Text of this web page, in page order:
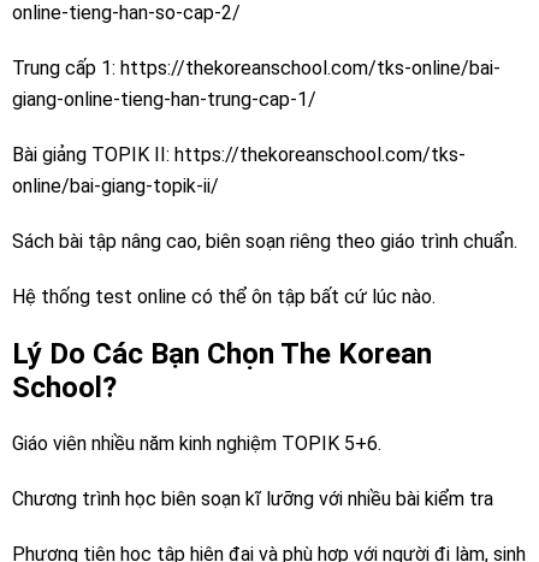
online-tieng-han-so-cap-2/
Trung cấp 1: https://thekoreanschool.com/tks-online/bai-
giang-online-tieng-han-trung-cap-1/
Bài giảng TOPIK II: https://thekoreanschool.com/tks-
online/bai-giang-topik-ii/
Sách bài tập nâng cao, biên soạn riêng theo giáo trình chuẩn.
Hệ thống test online có thể ôn tập bất cứ lúc nào.
Lý Do Các Bạn Chọn The Korean
School?
Giáo viên nhiều năm kinh nghiệm TOPIK 5+6.
Chương trình học biên soạn kĩ lưỡng với nhiều bài kiểm tra
Phương tiện học tập hiện đại và phù hợp với người đi làm, sinh